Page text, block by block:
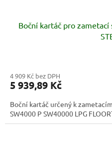
Boční kartáč pro
4 909 Kč bez DPH
5 939,89 Kč
Boční kartáč určený k
SW4000 P SW40000 LPG